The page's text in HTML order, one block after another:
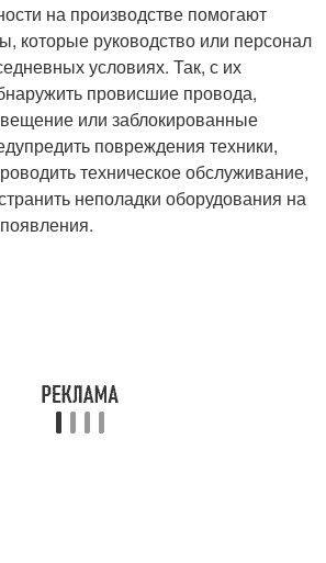
на производстве помогают
которые руководство или персонал
условиях. Так, с их
провисшие провода,
или заблокированные
повреждения техники,
техническое обслуживание,
неполадки оборудования на